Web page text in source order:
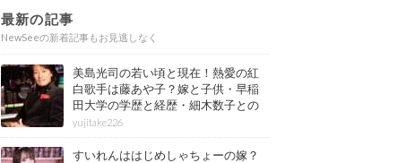
最新の記事
NewSeeの新着記事もお見逃しなく
美島光司の若い頃と現在！熱愛の紅
白歌手は藤あや子？嫁と子供・早稲
田大学の学歴と経歴・細木数子との
確執もまとめ
yujitake226
すいれんははじめしゃちょーの嫁？